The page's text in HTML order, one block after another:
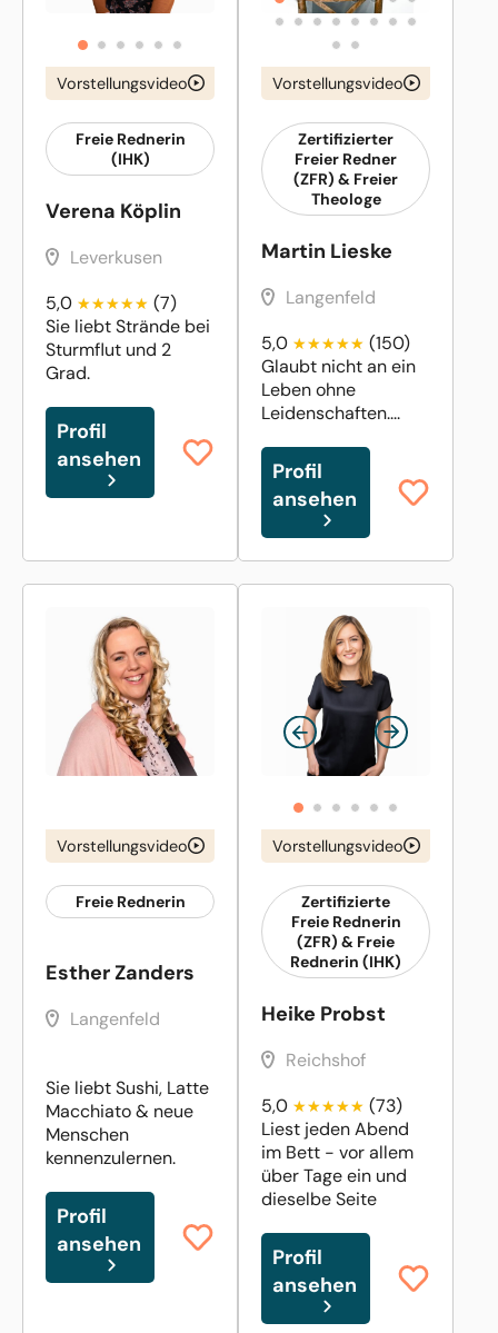
Vorstellungsvideo
Freie Rednerin
(IHK)
Verena Köplin
Leverkusen
5,0
(7)
Sie liebt Strände bei
Sturmflut und 2
Grad.
Profil
ansehen
Vorstellungsvideo
Zertifizierter
Freier Redner
(ZFR) & Freier
Theologe
Martin Lieske
Langenfeld
5,0
(150)
Glaubt nicht an ein
Leben ohne
Leidenschaften....
Profil
ansehen
Vorstellungsvideo
Freie Rednerin
Esther Zanders
Langenfeld
Sie liebt Sushi, Latte
Macchiato & neue
Menschen
kennenzulernen.
Profil
ansehen
Vorstellungsvideo
Zertifizierte
Freie Rednerin
(ZFR) & Freie
Rednerin (IHK)
Heike Probst
Reichshof
5,0
(73)
Liest jeden Abend
im Bett - vor allem
über Tage ein und
dieselbe Seite
Profil
ansehen